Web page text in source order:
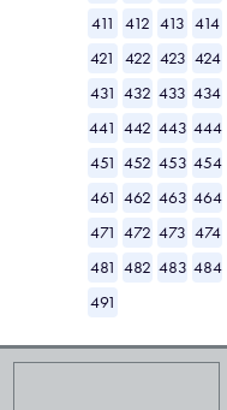
411
412 413 414
421
422 423 424
431 432 433 434
441 442 443 444
451 452 453 454
461 462 463 464
471 472 473 474
481 482 483 484
491